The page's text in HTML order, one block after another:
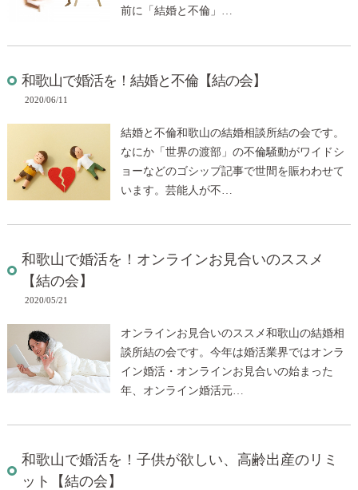
前に「結婚と不倫」…
和歌山で婚活を！結婚と不倫【結の会】
2020/06/11
結婚と不倫和歌山の結婚相談所結の会です。
なにか「世界の渡部」の不倫騒動がワイドシ
ョーなどのゴシップ記事で世間を賑わわせて
います。芸能人が不…
和歌山で婚活を！オンラインお見合いのススメ
【結の会】
2020/05/21
オンラインお見合いのススメ和歌山の結婚相
談所結の会です。今年は婚活業界ではオンラ
イン婚活・オンラインお見合いの始まった
年、オンライン婚活元…
和歌山で婚活を！子供が欲しい、高齢出産のリミ
ット【結の会】